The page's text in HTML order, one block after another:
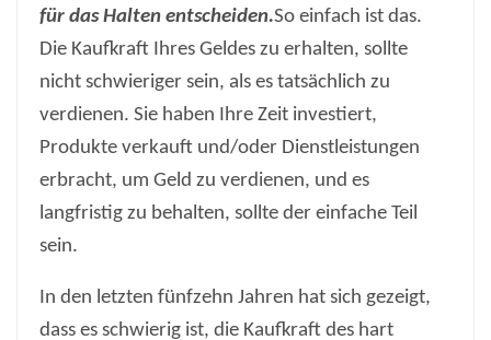
für das Halten entscheiden.So einfach ist das.
Die Kaufkraft Ihres Geldes zu erhalten, sollte
nicht schwieriger sein, als es tatsächlich zu
verdienen. Sie haben Ihre Zeit investiert,
Produkte verkauft und/oder Dienstleistungen
erbracht, um Geld zu verdienen, und es
langfristig zu behalten, sollte der einfache Teil
sein.
In den letzten fünfzehn Jahren hat sich gezeigt,
dass es schwierig ist, die Kaufkraft des hart